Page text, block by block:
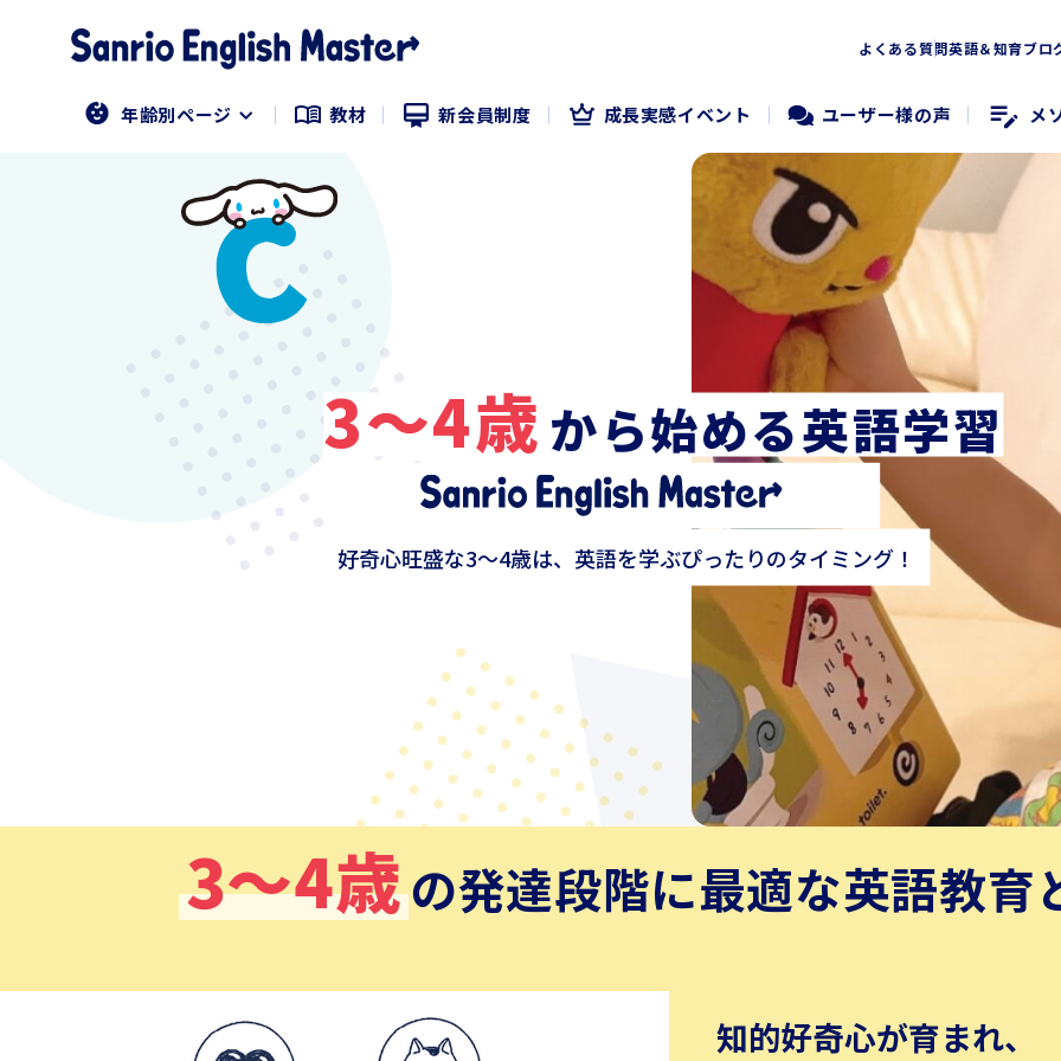
よくある質問英語＆知育ブロ
年齢別ページ 教材 新会員制度 成長実感イベント ユーザー様の声 メ
3〜4歳 から始める英語学習
好奇心旺盛な3～4歳は、 英語を学ぶぴったりのタイミング！
3〜4歳の発達段階に最適な英語教育
知的好奇心が育まれ、